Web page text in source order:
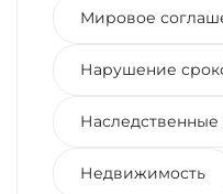
Мировое
Нарушение
Недвижимость